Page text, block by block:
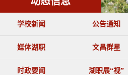
学校新闻 公告通知
媒体湖职 文昌群星
时政要闻 湖职展“视”